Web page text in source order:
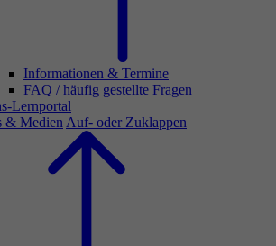
Informationen & Termine
FAQ / häufig gestellte Fragen
Lernportal
& Medien Auf- oder Zuklappen